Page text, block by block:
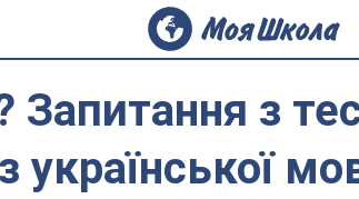
Запитання з